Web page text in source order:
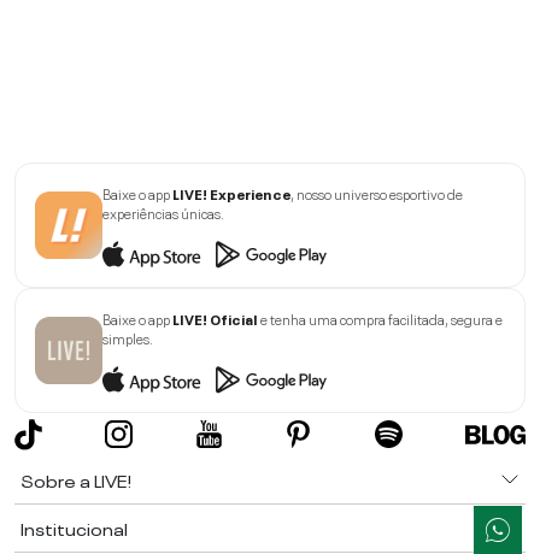
Baixe o appLIVE! Experience , nosso universo esportivo de
experiências únicas.
Baixe o appLIVE! Oficiale tenha uma compra facilitada, segura e
simples.
Sobre a LIVE!
Institucional